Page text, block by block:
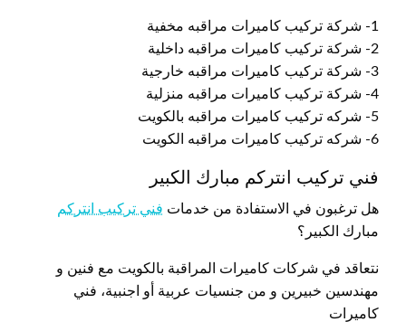
1- شركة تركيب كاميرات مراقبه مخفية
2- شركة تركيب كاميرات مراقبه داخلية
3- شركة تركيب كاميرات مراقبه خارجية
4- شركة تركيب كاميرات مراقبه منزلية
5- شركه تركيب كاميرات مراقبه بالكويت
6- شركه تركيب كاميرات مراقبه الكويت
فني تركيب انتركم مبارك الكبير
هل ترغبون في الاستفادة من خدمات فني تركيب انتركم
مبارك الكبير؟
نتعاقد في شركات كاميرات المراقبة بالكويت مع فنين و
مهندسين خبيرين و من جنسيات عربية أو اجنبية، فني
كاميرات